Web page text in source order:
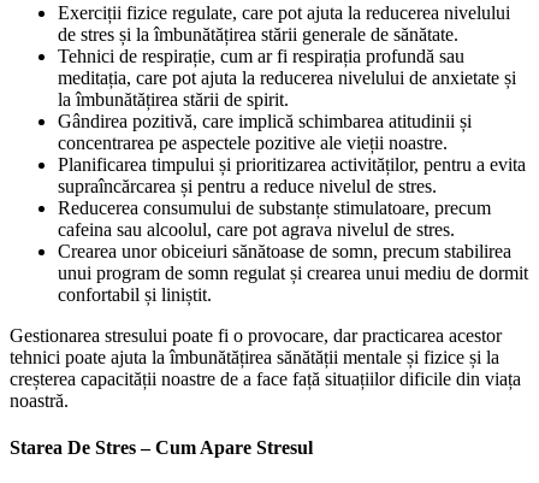
Exerciții fizice regulate, care pot ajuta la reducerea nivelului
de stres și la îmbunătățirea stării generale de sănătate.
Tehnici de respirație, cum ar fi respirația profundă sau
meditația, care pot ajuta la reducerea nivelului de anxietate și
la îmbunătățirea stării de spirit.
Gândirea pozitivă, care implică schimbarea atitudinii și
concentrarea pe aspectele pozitive ale vieții noastre.
Planificarea timpului și prioritizarea activităților, pentru a evita
supraîncărcarea și pentru a reduce nivelul de stres.
Reducerea consumului de substanțe stimulatoare, precum
cafeina sau alcoolul, care pot agrava nivelul de stres.
Crearea unor obiceiuri sănătoase de somn, precum stabilirea
unui program de somn regulat și crearea unui mediu de dormit
confortabil și liniștit.
Gestionarea stresului poate fi o provocare, dar practicarea acestor
tehnici poate ajuta la îmbunătățirea sănătății mentale și fizice și la
creșterea capacității noastre de a face față situațiilor dificile din viața
noastră.
Starea De Stres – Cum Apare Stresul